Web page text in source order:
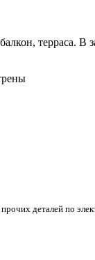
терраса.
деталей по